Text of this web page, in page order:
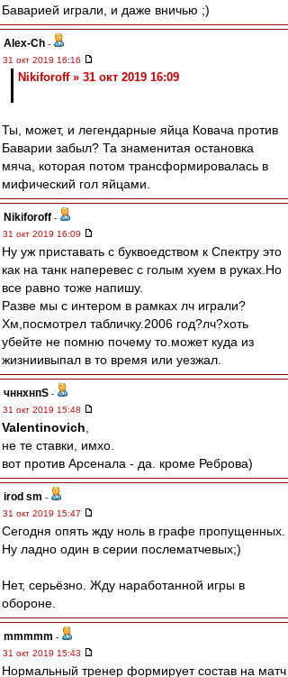
Баварией играли, и даже вничью ;)
Alex-Ch -
31 окт 2019 16:16
Nikiforoff » 31 окт 2019 16:09
Ты, может, и легендарные яйца Ковача против
Баварии забыл? Та знаменитая остановка
мяча, которая потом трансформировалась в
мифический гол яйцами.
Nikiforoff -
31 окт 2019 16:09
Ну уж приставать с буквоедством к Спектру это
как на танк наперевес с голым хуем в руках.Но
все равно тоже напишу.
Разве мы с интером в рамках лч играли?
Хм,посмотрел табличку.2006 год?лч?хоть
убейте не помню почему то.может куда из
жизниивыпал в то время или уезжал.
чннхнпS -
31 окт 2019 15:48
Valentinovich
не те ставки, имхо.
вот против Арсенала - да. кроме Реброва)
irod sm -
31 окт 2019 15:47
Сегодня опять жду ноль в графе пропущенных.
Ну ладно один в серии послематчевых;)
Нет, серьёзно. Жду наработанной игры в
обороне.
mmmmm -
31 окт 2019 15:43
Нормальный тренер формирует состав на матч